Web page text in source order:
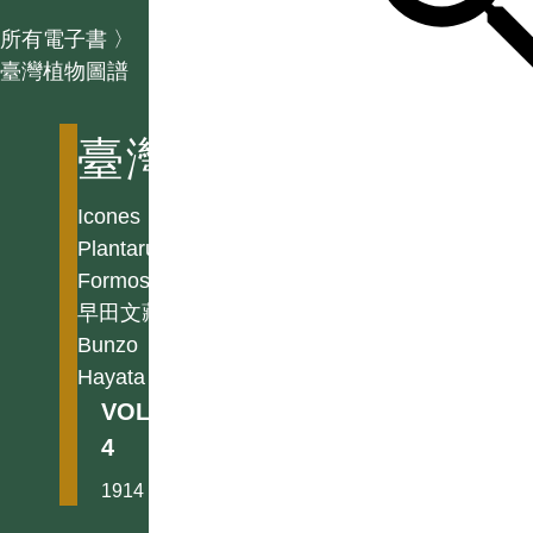
所有電子書 〉
臺灣植物圖譜
臺灣植物圖譜
Icones
Plantarum
Formosanarum
早田文藏
Bunzo
Hayata
VOL.
4
1914